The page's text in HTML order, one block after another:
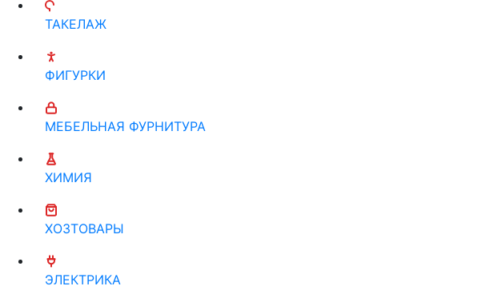
ТАКЕЛАЖ
ФИГУРКИ
МЕБЕЛЬНАЯ ФУРНИТУРА
ХИМИЯ
ХОЗТОВАРЫ
ЭЛЕКТРИКА